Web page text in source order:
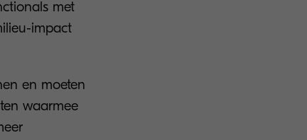
met
impact
en moeten
waarmee